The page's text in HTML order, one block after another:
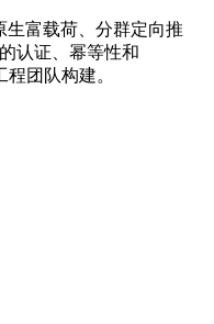
生富载荷、分群定向推
认证、幂等性和
团队构建。